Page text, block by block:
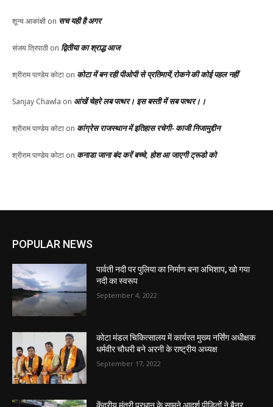
शून्य आकांक्षी on सच यही है अगर
संजय त्रिपाठी on द्वितीया का श्राद्ध आज
श्रीराम पाण्डेय कोटा on कोटा में बन रही पीओपी से प्रतिमायें,रोकने की कोई पहल नहीं
Sanjay Chawla on आंखें चेहरे लब पत्थर। इस बस्ती में सब पत्थर।।
श्रीराम पाण्डेय कोटा on कांग्रेस राजस्थान में इतिहास रचेगी- काजी निजामुद्दीन
श्रीराम पाण्डेय कोटा on कनाडा जाना बंद करें बच्चे, होश आ जाएगी ट्रूडो को
POPULAR NEWS
पार्वती नदी पर पुलिया का निर्माण बना अभिशाप, खो गया
नदी का स्वरूप
September 4, 2022
कोटा मंडल चिकित्सालय में कार्यरत मुख्य नर्सिंग अधीक्षक
धर्मवीर चौधरी बने अरनी के राष्ट्रीय अध्यक्ष
September 17, 2022